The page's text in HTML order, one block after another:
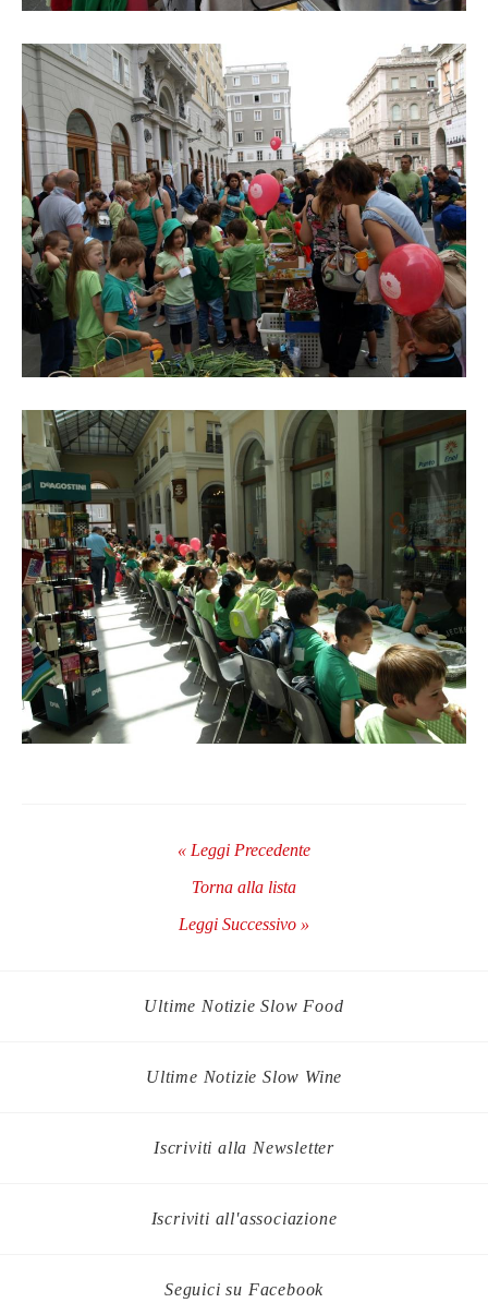
« Leggi Precedente
Torna alla lista
Leggi Successivo »
Ultime Notizie Slow Food
Ultime Notizie Slow Wine
Iscriviti alla Newsletter
Iscriviti all'associazione
Seguici su Facebook